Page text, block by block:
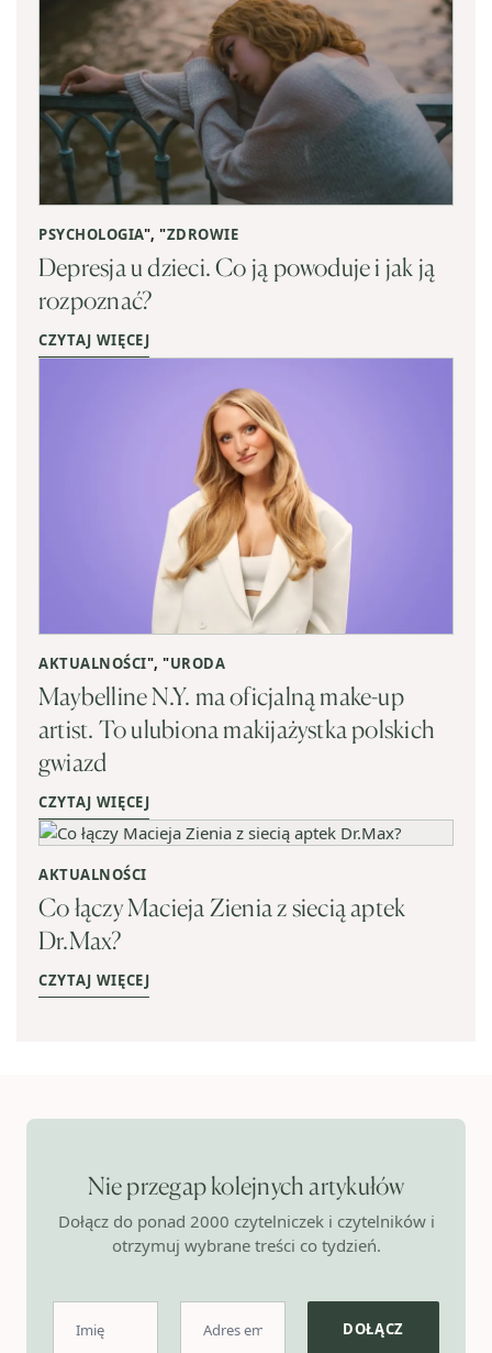
PSYCHOLOGIA", "ZDROWIE
Depresja u dzieci. Co ją powoduje i jak ją
rozpoznać?
CZYTAJ WIĘCEJ
AKTUALNOŚCI", "URODA
Maybelline N.Y. ma oficjalną make-up
artist. To ulubiona makijażystka polskich
gwiazd
CZYTAJ WIĘCEJ
AKTUALNOŚCI
Co łączy Macieja Zienia z siecią aptek
Dr.Max?
CZYTAJ WIĘCEJ
Nie przegap kolejnych artykułów
Dołącz do ponad 2000 czytelniczek i czytelników i
otrzymuj wybrane treści co tydzień.